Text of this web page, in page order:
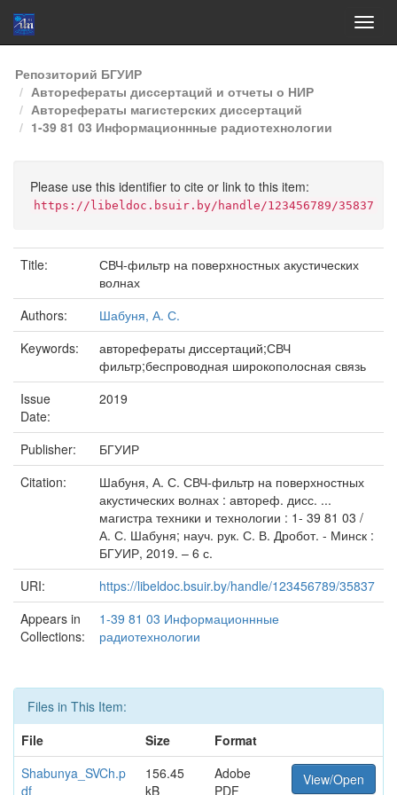
Skip
navigation
Репозиторий БГУИР
Авторефераты диссертаций и отчеты о НИР
Авторефераты магистерских диссертаций
1-39 81 03 Информационнные радиотехнологии
Please use this identifier to cite or link to this item:
https://libeldoc.bsuir.by/handle/123456789/35837
Title:
СВЧ-фильтр на поверхностных акустических
волнах
Authors:
Шабуня, А. С.
Keywords:
авторефераты диссертаций;СВЧ
фильтр;беспроводная широкополосная связь
Issue
Date:
2019
Publisher:
БГУИР
Citation:
Шабуня, А. С. СВЧ-фильтр на поверхностных
акустических волнах : автореф. дисс. ...
магистра техники и технологии : 1- 39 81 03 /
А. С. Шабуня; науч. рук. С. В. Дробот. - Минск :
БГУИР, 2019. – 6 с.
URI:
https://libeldoc.bsuir.by/handle/123456789/35837
Appears in
Collections:
1-39 81 03 Информационнные
радиотехнологии
Files in This Item:
File
Size
Format
Shabunya_SVCh.p
df
156.45
kB
Adobe
PDF
View/Open